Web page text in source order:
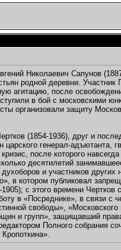
Николаевич Сапунов
родной деревни.
агитацию, после
в бой с московскими
организовали защиту
(1854-1936), друг и
генерал-
после которого
десятилетий
и участников
в котором публиковал
с этого времени Чертков
в «Посреднике», в связи
свободы», «Московского
и групп», защищавший
Полного собрания